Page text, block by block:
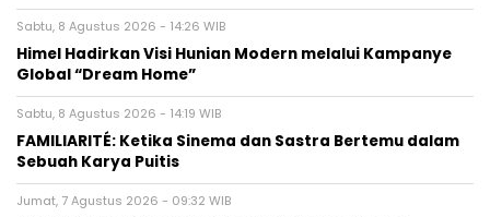
Sabtu, 8 Agustus 2026 - 14:26 WIB
Himel Hadirkan Visi Hunian Modern melalui Kampanye
Global “Dream Home”
Sabtu, 8 Agustus 2026 - 14:19 WIB
FAMILIARITÉ: Ketika Sinema dan Sastra Bertemu dalam
Sebuah Karya Puitis
Jumat, 7 Agustus 2026 - 09:32 WIB